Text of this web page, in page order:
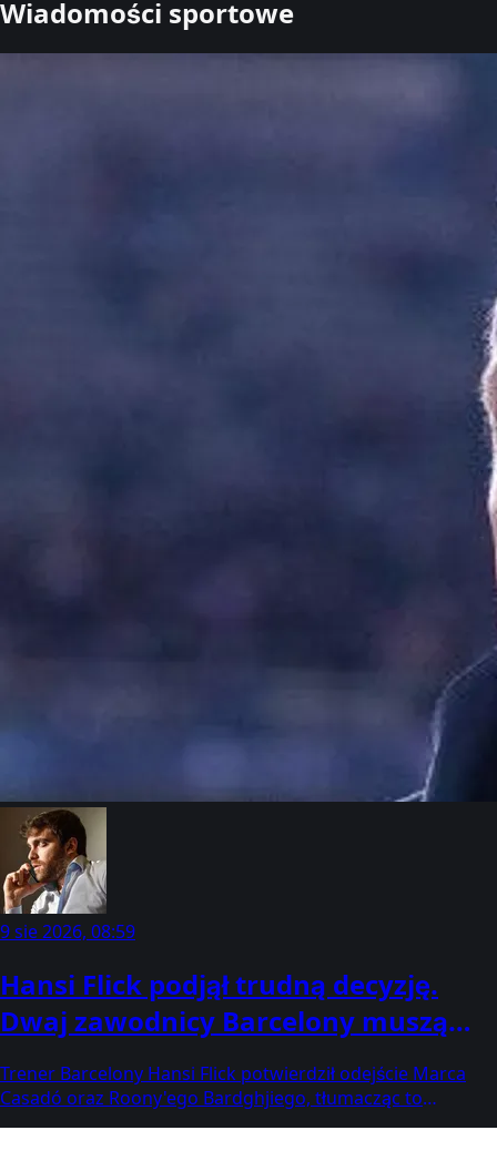
Wiadomości sportowe
9 sie 2026, 08:59
Hansi Flick podjął trudną decyzję.
Dwaj zawodnicy Barcelony muszą
odejść
Trener Barcelony Hansi Flick potwierdził odejście Marca
Casadó oraz Roony'ego Bardghjiego, tłumacząc to
koniecznością zrobienia miejsca dla graczy z La Masii.